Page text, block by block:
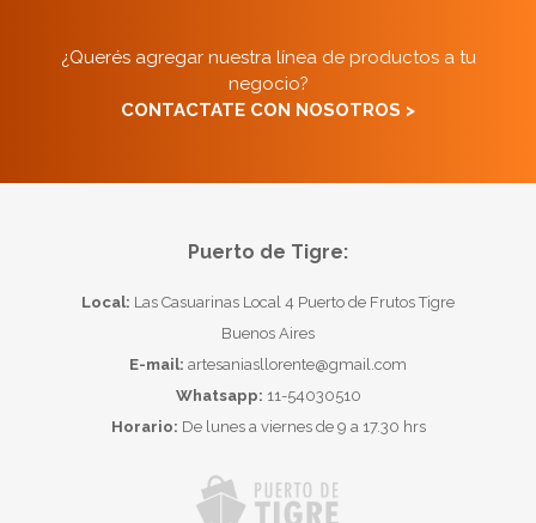
¿Querés agregar nuestra línea de productos a tu
negocio?
CONTACTATE CON NOSOTROS >
Puerto de Tigre:
Local: Las Casuarinas Local 4 Puerto de Frutos Tigre
Buenos Aires
E-mail: artesaniasllorente@gmail.com
Whatsapp: 11-54030510
Horario: De lunes a viernes de 9 a 17.30 hrs